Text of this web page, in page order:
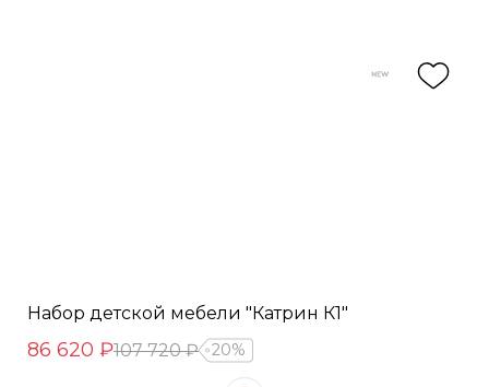
Набор детской мебели "Катрин К1"
86 620 ₽107 720 ₽ 20%